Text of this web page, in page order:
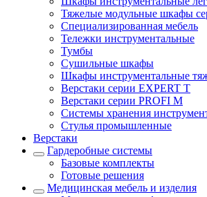
Тяжелые модульные шкафы
Cпециализированная мебель
Тележки инструментальные
Тумбы
Cушильные шкафы
Шкафы инструментальные
Верстаки серии EXPERT T
Верстаки серии PROFI M
Системы хранения
Стулья промышленные
Верстаки
Гардеробные системы
Базовые комплекты
Готовые решения
Медицинская мебель и изделия